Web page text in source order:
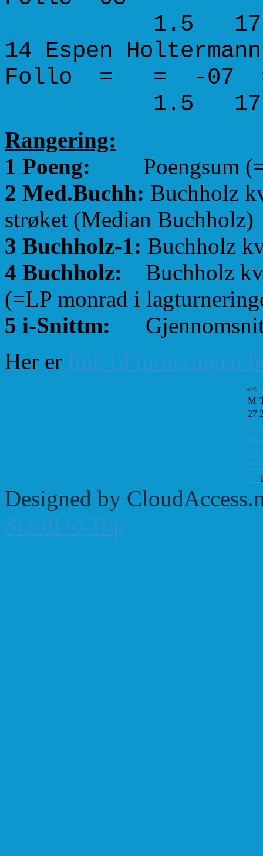
1.5 17.5
14 Espen
Follo =
1.5 17.5
Rangering:
1 Poeng: Poengsum
2 Med.Buchh: Buchholz
strøket (Median Buchholz)
3 Buchholz-1: Buchholz
4 Buchholz: Buchholz
(=LP monrad i
5 i-Snittm:
Her er link til turneringen
«<
M
27
3
10
17
24
31
Designed by
Scroll to Top